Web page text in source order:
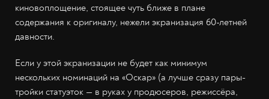
киновоплощение, стоящее чуть ближе в плане
содержания к оригиналу, нежели экранизация 60-летней
давности.
Если у этой экранизации не будет как минимум
нескольких номинаций на «Оскар» (а лучше сразу пары-
тройки статуэток — в руках у продюсеров, режиссёра,